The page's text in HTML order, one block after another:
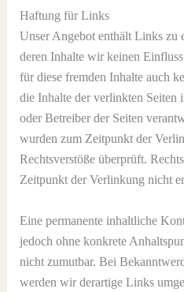
Haftung für Links
Unser Angebot enthält Links zu
deren Inhalte wir keinen
für diese fremden Inhalte auch
die Inhalte der verlinkten Seiten
oder Betreiber der Seiten
wurden zum Zeitpunkt der
Rechtsverstöße überprüft.
Zeitpunkt der Verlinkung nicht
Eine permanente inhaltliche
jedoch ohne konkrete
nicht zumutbar. Bei
werden wir derartige Links